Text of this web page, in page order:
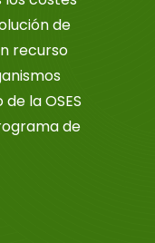
de
recurso
la OSES
de